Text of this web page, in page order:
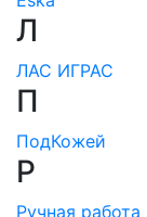
Л
ЛАС ИГРАС
П
ПодКожей
Р
Ручная работа